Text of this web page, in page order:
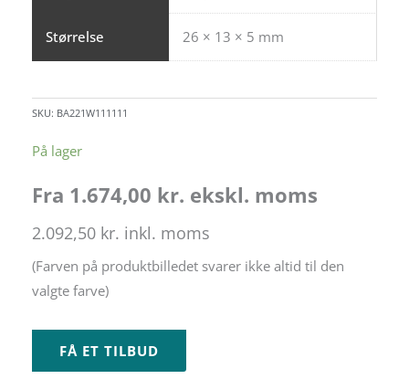
Størrelse 26 × 13 × 5 mm
SKU: BA221W111111
På lager
Fra 1.674,00 kr. ekskl. moms
2.092,50 kr. inkl. moms
Alternative:
(Farven på produktbilledet svarer ikke altid til den
valgte farve)
FÅ ET TILBUD